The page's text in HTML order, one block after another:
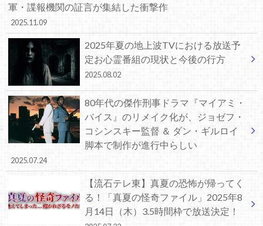
軍・諜報機関の証言が集結した衝撃作
2025.11.09
2025年夏の地上波TVにおける放送予
定お心霊番組の現状と今後の行方
2025.08.02
80年代の傑作刑事ドラマ『マイアミ・
バイス』のリメイク化が、ジョゼフ・
コシンスキー監督 ＆ ダン・ギルロイ
脚本で制作が進行中らしい
2025.07.24
【流石テレ東】真夏の恐怖が帰ってく
る！「真夏の怪奇ファイル」2025年8
月14日（木）3.5時間枠で放送決定！